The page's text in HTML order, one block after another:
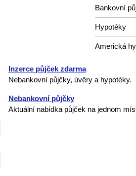
Bankovní
Hypotéky
Americká
Inzerce půjček zdarma
Nebankovní půjčky, úvěry a hypotéky.
Nebankovní půjčky
Aktuální nabídka půjček na jednom